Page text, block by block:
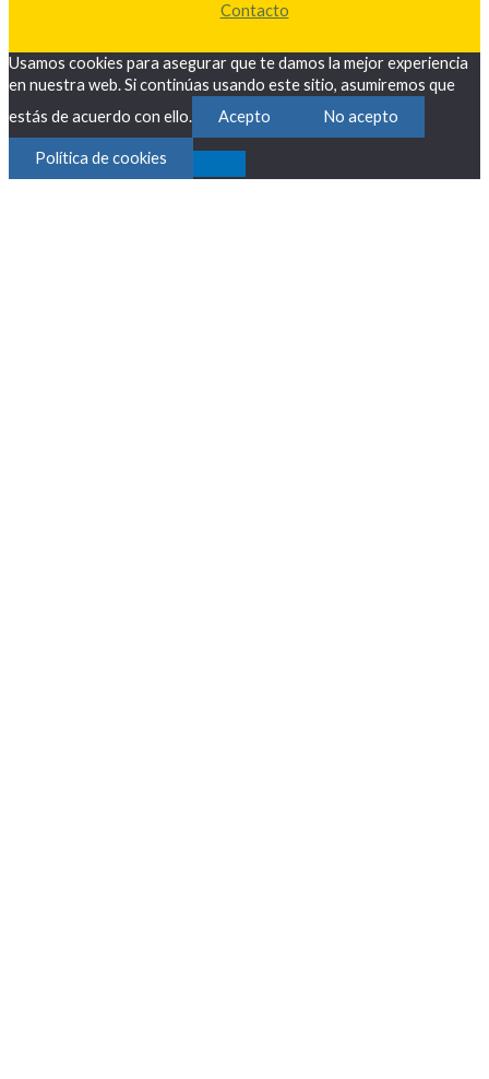
Contacto
Usamos cookies para asegurar que te damos la mejor experiencia
en nuestra web. Si continúas usando este sitio, asumiremos que
estás de acuerdo con ello.
Acepto No acepto
Política de cookies